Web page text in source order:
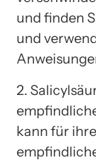
und finden
und
2.
kann für